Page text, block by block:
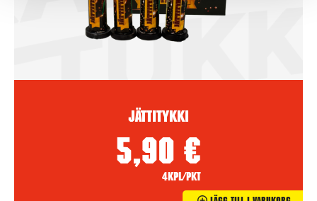
Jättitykki
5,90 €
4kpl/pkt